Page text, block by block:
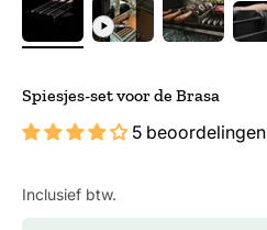
Spiesjes-set voor de Brasa
5 beoordelingen
Inclusief btw.